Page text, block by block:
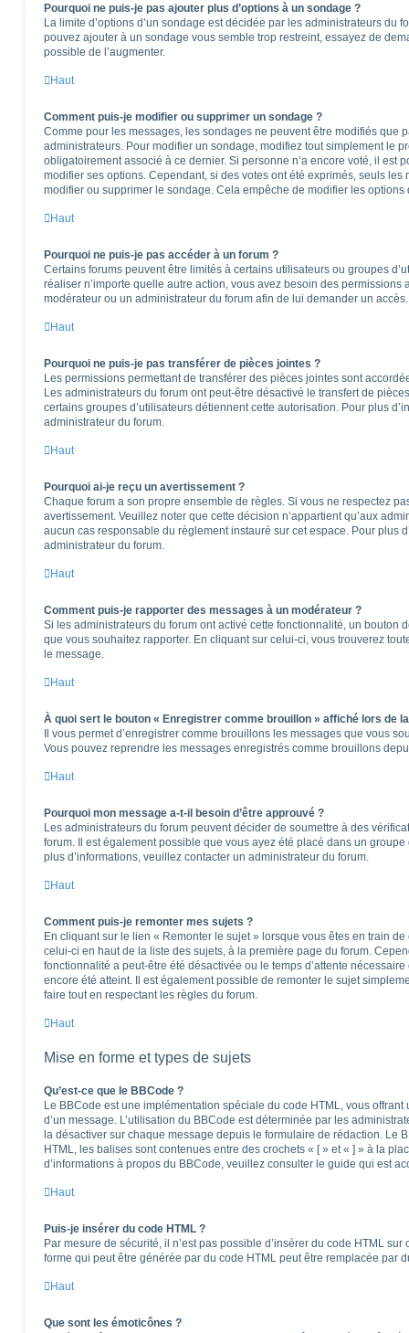
Pourquoi ne puis-je pas ajouter plus d’options à un sondage ?
La limite d’options d’un sondage est décidée par les administrateurs du
pouvez ajouter à un sondage vous semble trop restreint, essayez de
possible de l’augmenter.
Haut
Comment puis-je modifier ou supprimer un sondage ?
Comme pour les messages, les sondages ne peuvent être modifiés que
administrateurs. Pour modifier un sondage, modifiez tout simplement le
obligatoirement associé à ce dernier. Si personne n’a encore voté, il est
modifier ses options. Cependant, si des votes ont été exprimés, seuls
modifier ou supprimer le sondage. Cela empêche de modifier les options
Haut
Pourquoi ne puis-je pas accéder à un forum ?
Certains forums peuvent être limités à certains utilisateurs ou groupes
réaliser n’importe quelle autre action, vous avez besoin des permissions
modérateur ou un administrateur du forum afin de lui demander un accès.
Haut
Pourquoi ne puis-je pas transférer de pièces jointes ?
Les permissions permettant de transférer des pièces jointes sont
Les administrateurs du forum ont peut-être désactivé le transfert de
certains groupes d’utilisateurs détiennent cette autorisation. Pour plus
administrateur du forum.
Haut
Pourquoi ai-je reçu un avertissement ?
Chaque forum a son propre ensemble de règles. Si vous ne respectez
avertissement. Veuillez noter que cette décision n’appartient qu’aux
aucun cas responsable du règlement instauré sur cet espace. Pour plus
administrateur du forum.
Haut
Comment puis-je rapporter des messages à un modérateur ?
Si les administrateurs du forum ont activé cette fonctionnalité, un bouton
que vous souhaitez rapporter. En cliquant sur celui-ci, vous trouverez
le message.
Haut
À quoi sert le bouton « Enregistrer comme brouillon » affiché lors de
Il vous permet d’enregistrer comme brouillons les messages que vous
Vous pouvez reprendre les messages enregistrés comme brouillons
Haut
Pourquoi mon message a-t-il besoin d’être approuvé ?
Les administrateurs du forum peuvent décider de soumettre à des
forum. Il est également possible que vous ayez été placé dans un
plus d’informations, veuillez contacter un administrateur du forum.
Haut
Comment puis-je remonter mes sujets ?
En cliquant sur le lien « Remonter le sujet » lorsque vous êtes en train
celui-ci en haut de la liste des sujets, à la première page du forum.
fonctionnalité a peut-être été désactivée ou le temps d’attente
encore été atteint. Il est également possible de remonter le sujet
faire tout en respectant les règles du forum.
Haut
Mise en forme et types de sujets
Qu’est-ce que le BBCode ?
Le BBCode est une implémentation spéciale du code HTML, vous
d’un message. L’utilisation du BBCode est déterminée par les
la désactiver sur chaque message depuis le formulaire de rédaction. Le
HTML, les balises sont contenues entre des crochets « [ » et « ] » à la
d’informations à propos du BBCode, veuillez consulter le guide qui est
Haut
Puis-je insérer du code HTML ?
Par mesure de sécurité, il n’est pas possible d’insérer du code HTML
forme qui peut être générée par du code HTML peut être remplacée par
Haut
Que sont les émoticônes ?